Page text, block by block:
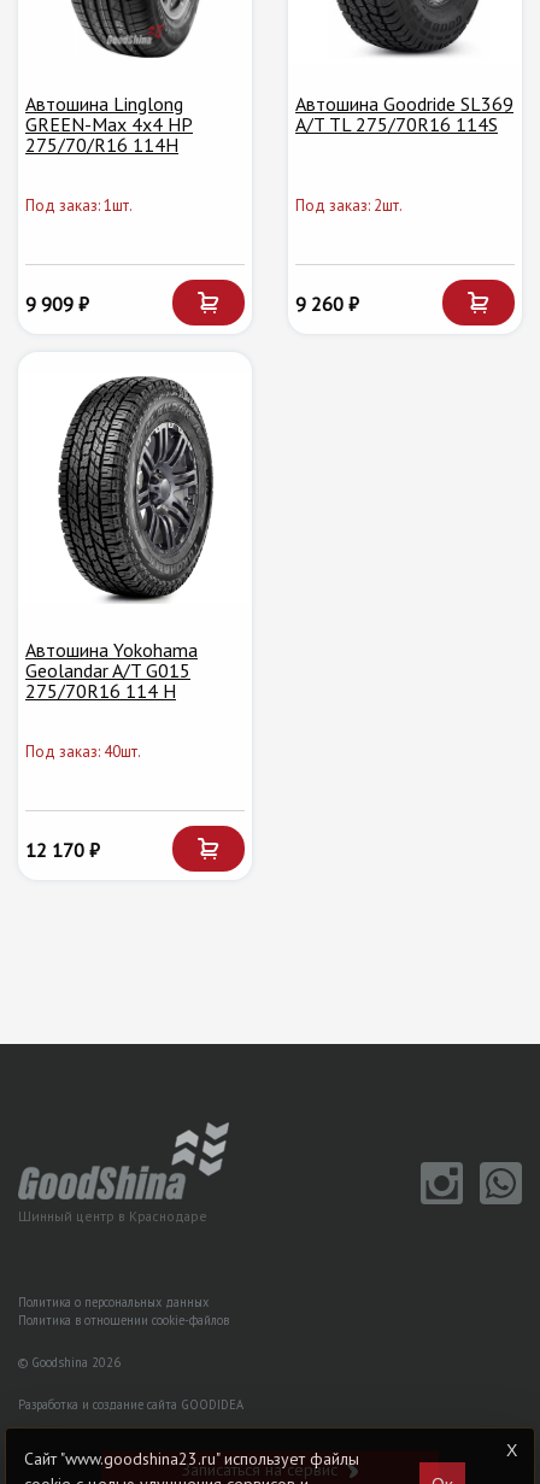
Автошина Linglong
GREEN-Max 4x4 HP
275/70/R16 114H
Под заказ: 1шт.
9 909 ₽
Автошина Goodride SL369
A/T TL 275/70R16 114S
Под заказ: 2шт.
9 260 ₽
Автошина Yokohama
Geolandar A/T G015
275/70R16 114 H
Под заказ: 40шт.
12 170 ₽
Шинный центр в Краснодаре
Политика о персональных данных
Политика в отношении cookie-файлов
© Goodshina 2026
Разработка и создание сайта GOODIDEA
Записаться на сервис
Сайт "www.goodshina23.ru" использует файлы